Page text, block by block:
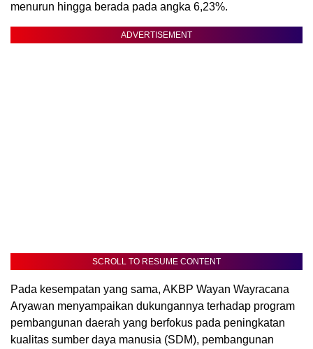
menurun hingga berada pada angka 6,23%.
ADVERTISEMENT
SCROLL TO RESUME CONTENT
Pada kesempatan yang sama, AKBP Wayan Wayracana
Aryawan menyampaikan dukungannya terhadap program
pembangunan daerah yang berfokus pada peningkatan
kualitas sumber daya manusia (SDM), pembangunan